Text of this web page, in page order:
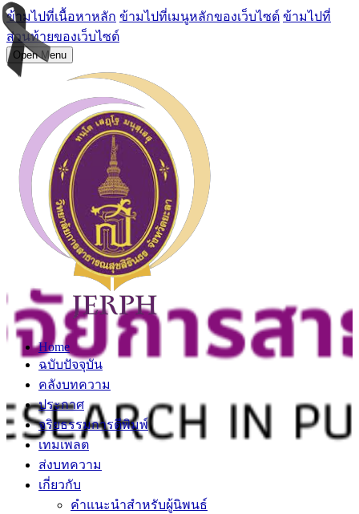
ข้ามไปที่เนื้อหาหลัก ข้ามไปที่เมนูหลักของเว็บไซต์ ข้ามไปที่
ส่วนท้ายของเว็บไซต์
Open Menu
Home
ฉบับปัจจุบัน
คลังบทความ
ประกาศ
จริยธรรมการตีพิมพ์
เทมเพลต
ส่งบทความ
เกี่ยวกับ
คำแนะนำสำหรับผู้นิพนธ์